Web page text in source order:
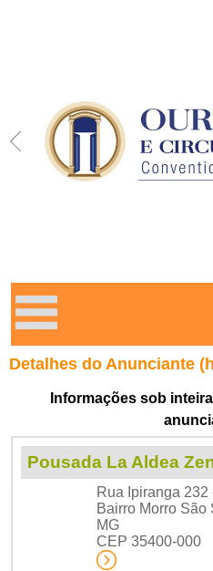
Detalhes do Anunciante
Informações sob
Pousada La Aldea
Rua Ipiranga 232
Bairro Morro São
MG
CEP 35400-000